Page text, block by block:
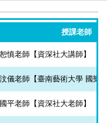
授課老師
慎老師【資深社大講師】
儀老師【臺南藝術大學 國樂
平老師【資深社大老師】